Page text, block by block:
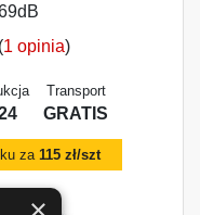
(1 opinia)
Transport
GRATIS
za 115 zł/szt